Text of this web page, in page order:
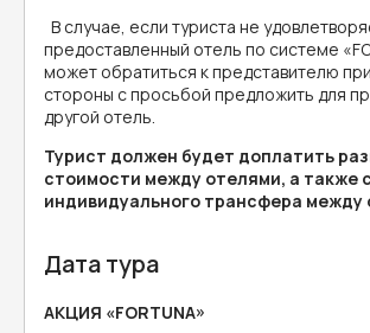
В случае, если туриста не
предоставленный отель по системе
может обратиться к представителю
стороны с просьбой предложить для
другой отель.
Турист должен будет доплатить
стоимости между отелями, а также
индивидуального трансфера между
Дата тура
АКЦИЯ «FORTUNA»